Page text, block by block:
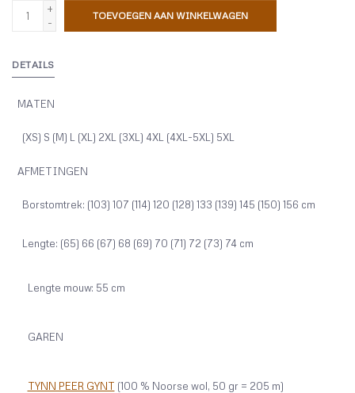
+
-
TOEVOEGEN AAN WINKELWAGEN
DETAILS
MATEN
(XS) S (M) L (XL) 2XL (3XL) 4XL (4XL-5XL) 5XL
AFMETINGEN
Borstomtrek: (103) 107 (114) 120 (128) 133 (139) 145 (150) 156 cm
Lengte: (65) 66 (67) 68 (69) 70 (71) 72 (73) 74 cm
Lengte mouw: 55 cm
GAREN
TYNN PEER GYNT (100 % Noorse wol, 50 gr = 205 m)